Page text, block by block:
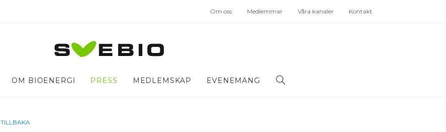
Om oss Medlemmar Våra kanaler Kontakt
OM BIOENERGI PRESS MEDLEMSKAP EVENEMANG
TILLBAKA